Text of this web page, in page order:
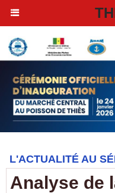
L'ACTUALITÉ AU
Analyse de